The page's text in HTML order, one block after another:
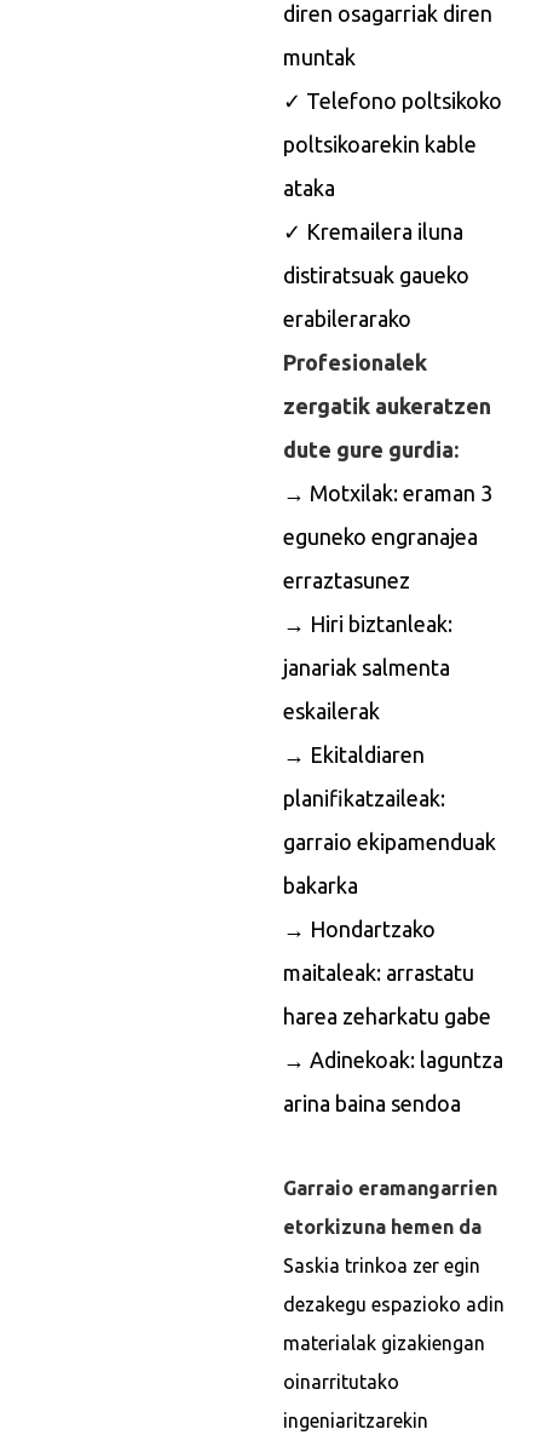
diren osagarriak diren
muntak
✓ Telefono poltsikoko
poltsikoarekin kable
ataka
✓ Kremailera iluna
distiratsuak gaueko
erabilerarako
Profesionalek
zergatik aukeratzen
dute gure gurdia:
→ Motxilak: eraman 3
eguneko engranajea
erraztasunez
→ Hiri biztanleak:
janariak salmenta
eskailerak
→ Ekitaldiaren
planifikatzaileak:
garraio ekipamenduak
bakarka
→ Hondartzako
maitaleak: arrastatu
harea zeharkatu gabe
→ Adinekoak: laguntza
arina baina sendoa
Garraio eramangarrien
etorkizuna hemen da
Saskia trinkoa zer egin
dezakegu espazioko adin
materialak gizakiengan
oinarritutako
ingeniaritzarekin